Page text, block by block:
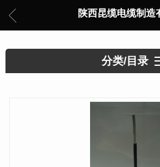
陕西昆缆电缆制造
分类/目录